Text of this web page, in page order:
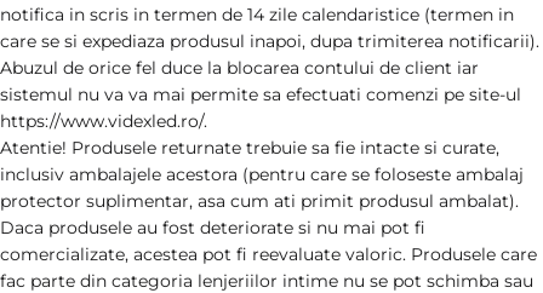
notifica in scris in termen de 14 zile calendaristice (termen in
care se si expediaza produsul inapoi, dupa trimiterea notificarii).
Abuzul de orice fel duce la blocarea contului de client iar
sistemul nu va va mai permite sa efectuati comenzi pe site-ul
https://www.videxled.ro/.
Atentie! Produsele returnate trebuie sa fie intacte si curate,
inclusiv ambalajele acestora (pentru care se foloseste ambalaj
protector suplimentar, asa cum ati primit produsul ambalat).
Daca produsele au fost deteriorate si nu mai pot fi
comercializate, acestea pot fi reevaluate valoric. Produsele care
fac parte din categoria lenjeriilor intime nu se pot schimba sau